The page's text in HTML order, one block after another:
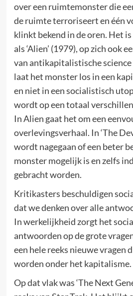
over een ruimtemonster die
de ruimte terroriseert en één
klinkt bekend in de oren. Het
als ‘Alien’ (1979), op zich ook
van antikapitalistische
laat het monster los in een
en niet in een socialistisch
wordt op een totaal
In Alien gaat het om een
overlevingsverhaal. In ‘The
wordt nagegaan of een beter
monster mogelijk is en zelfs
gebracht worden.
Kritikasters beschuldigen
dat we denken over alle
In werkelijkheid zorgt het
antwoorden op de grote
een hele reeks nieuwe vragen
worden onder het kapitalisme.
Op dat vlak was ‘The Next